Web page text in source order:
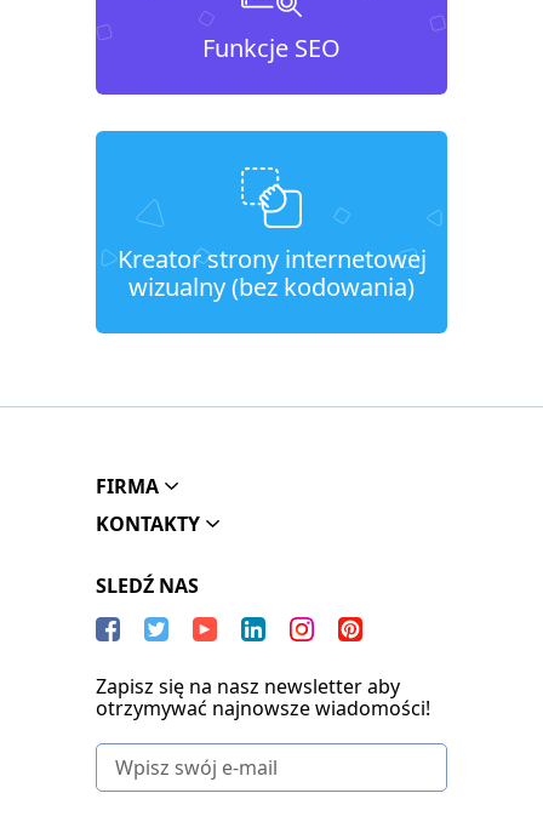
Funkcje SEO
Kreator strony internetowej
wizualny (bez kodowania)
FIRMA
KONTAKTY
SLEDŹ NAS
Zapisz się na nasz newsletter aby
otrzymywać najnowsze wiadomości!